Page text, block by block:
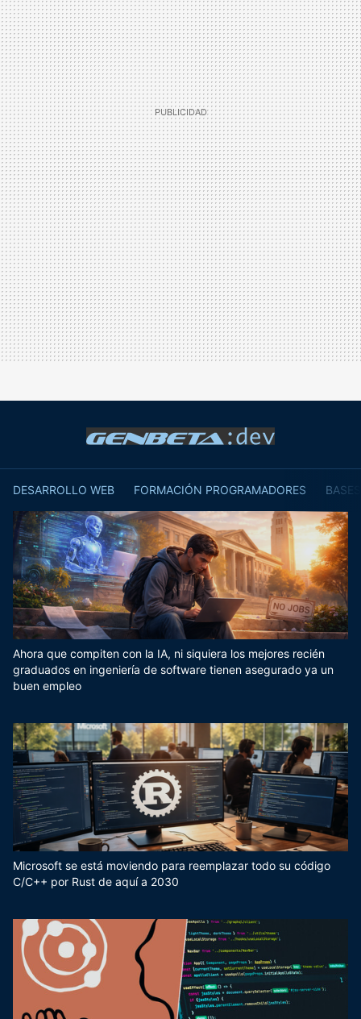
DESARROLLO WEB FORMACIÓN PROGRAMADORES
Ahora que compiten con la IA, ni siquiera los mejores recién
graduados en ingeniería de software tienen asegurado ya un
buen empleo
Microsoft se está moviendo para reemplazar todo su código
C/C++ por Rust de aquí a 2030